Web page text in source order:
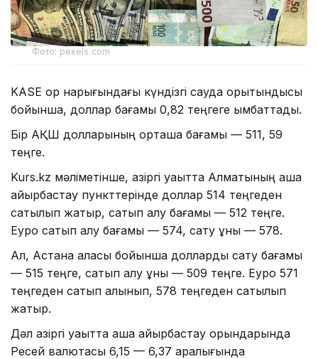
Фото: pexels.com
KASE қор нарығындағы күндізгі сауда қорытындысы
бойынша, доллар бағамы 0,82 теңгеге қымбаттады.
Бір АҚШ долларының орташа бағамы — 511, 59
теңге.
Kurs.kz мәліметінше, қазіргі уақытта Алматының ақша
айырбастау пункттерінде доллар 514 теңгеден
сатылып жатыр, сатып алу бағамы — 512 теңге.
Еуро сатып алу бағамы — 574, сату құны — 578.
Ал, Астана қаласы бойынша долларды сату бағамы
— 515 теңге, сатып алу құны — 509 теңге. Еуро 571
теңгеден сатып алынып, 578 теңгеден сатылып
жатыр.
Дәл қазіргі уақытта ақша айырбастау орындарында
Ресей валютасы 6,15 — 6,37 аралығында